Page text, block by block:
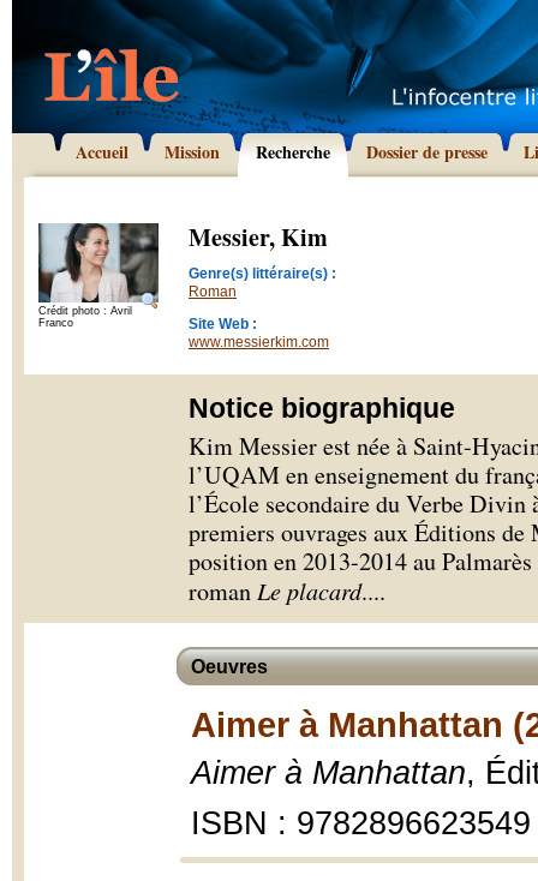
Accueil Mission Recherche Dossier de presse
Crédit photo : Avril
Franco
Messier, Kim
Genre(s) littéraire(s) :
Roman
Site Web :
www.messierkim.com
Notice biographique
Kim Messier est née à Saint-
l’UQAM en enseignement du
l’École secondaire du Verbe Divin
premiers ouvrages aux Éditions
position en 2013-2014 au
roman Le placard....
Oeuvres
Aimer à Manhattan
Aimer à Manhattan,
ISBN : 9782896623549